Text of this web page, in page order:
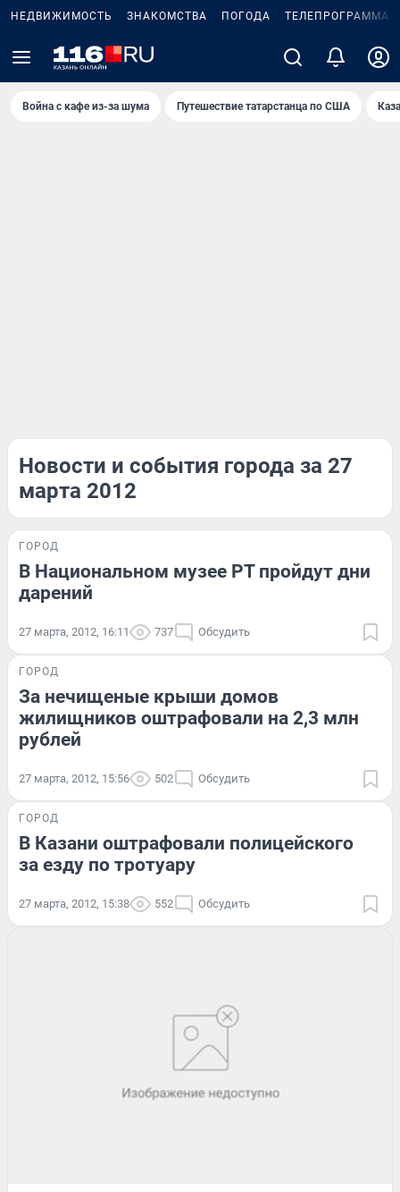
НЕДВИЖИМОСТЬ ЗНАКОМСТВА ПОГОДА ТЕЛЕПРОГРАММА
Война с кафе из-за шума Путешествие татарстанца по США
Новости и события города за 27
марта 2012
ГОРОД
В Национальном музее РТ пройдут дни
дарений
27 марта, 2012, 16:11 737 Обсудить
ГОРОД
За нечищеные крыши домов
жилищников оштрафовали на 2,3 млн
рублей
27 марта, 2012, 15:56 502 Обсудить
ГОРОД
В Казани оштрафовали полицейского
за езду по тротуару
27 марта, 2012, 15:38 552 Обсудить